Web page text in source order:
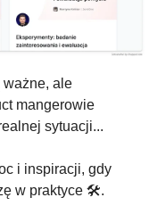
ważne, ale
mangerowie
sytuacji...
i inspiracji, gdy
w praktyce 🛠️.